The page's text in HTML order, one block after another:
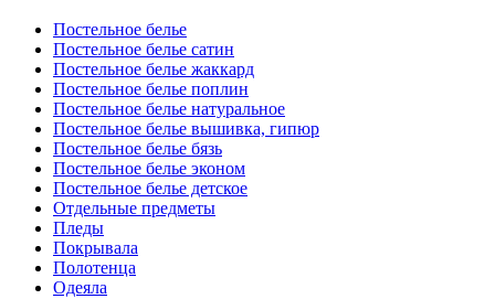
Постельное белье
Постельное белье сатин
Постельное белье жаккард
Постельное белье поплин
Постельное белье натуральное
Постельное белье вышивка, гипюр
Постельное белье бязь
Постельное белье эконом
Постельное белье детское
Отдельные предметы
Пледы
Покрывала
Полотенца
Одеяла